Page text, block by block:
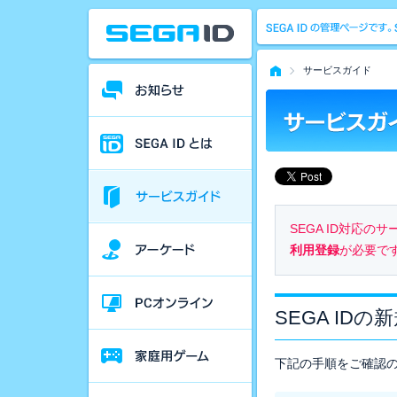
サービスガイド
SEGA ID対応のサ
利用登録が必要で
SEGA IDの
下記の手順をご確認